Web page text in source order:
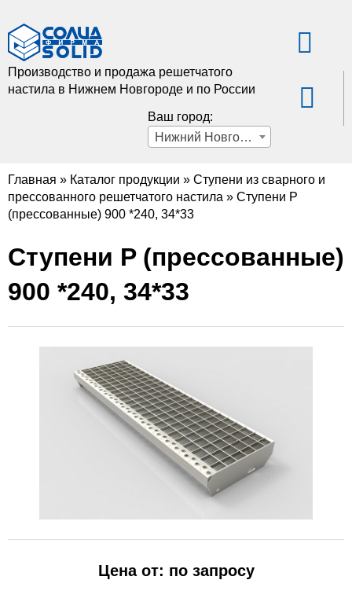
Производство и продажа решетчатого
настила в Нижнем Новгороде и по России
Ваш город:
Нижний Новгород
Главная » Каталог продукции » Ступени из сварного и
прессованного решетчатого настила » Ступени P
(прессованные) 900 *240, 34*33
Ступени P (прессованные)
900 *240, 34*33
Цена от: по запросу